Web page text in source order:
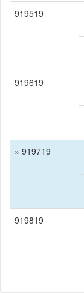
919519
919619
» 919719
919819